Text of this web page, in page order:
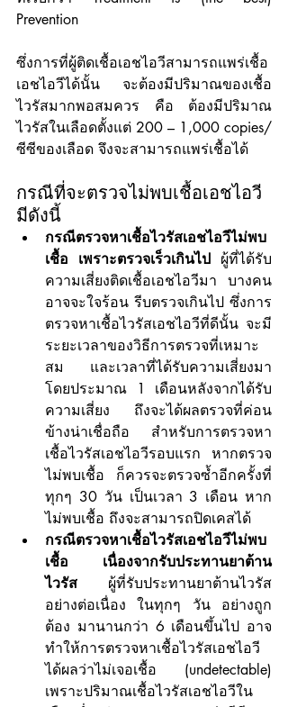
Prevention
ซึ่งการที่ผู้ติดเชื้อเอชไอวีสามารถแพร่เชื้อ
เอชไอวีได้นั้น จะต้องมีปริมาณของเชื้อ
ไวรัสมากพอสมควร คือ ต้องมีปริมาณ
ไวรัสในเลือดตั้งแต่ 200 – 1,000 copies/
ซีซีของเลือด จึงจะสามารถแพร่เชื้อได้
กรณีที่จะตรวจไม่พบเชื้อเอชไอวี
มีดังนี้
กรณีตรวจหาเชื้อไวรัสเอชไอวีไม่พบ
เชื้อ เพราะตรวจเร็วเกินไป ผู้ที่ได้รับ
ความเสี่ยงติดเชื้อเอชไอวีมา บางคน
อาจจะใจร้อน รีบตรวจเกินไป ซึ่งการ
ตรวจหาเชื้อไวรัสเอชไอวีที่ดีนั้น จะมี
ระยะเวลาของวิธีการตรวจที่เหมาะ
สม และเวลาที่ได้รับความเสี่ยงมา
โดยประมาณ 1 เดือนหลังจากได้รับ
ความเสี่ยง ถึงจะได้ผลตรวจที่ค่อน
ข้างน่าเชื่อถือ สำหรับการตรวจหา
เชื้อไวรัสเอชไอวีรอบแรก หากตรวจ
ไม่พบเชื้อ ก็ควรจะตรวจซ้ำอีกครั้งที่
ทุกๆ 30 วัน เป็นเวลา 3 เดือน หาก
ไม่พบเชื้อ ถึงจะสามารถปิดเคสได้
กรณีตรวจหาเชื้อไวรัสเอชไอวีไม่พบ
เชื้อ เนื่องจากรับประทานยาต้าน
ไวรัส ผู้ที่รับประทานยาต้านไวรัส
อย่างต่อเนื่อง ในทุกๆ วัน อย่างถูก
ต้อง มานานกว่า 6 เดือนขึ้นไป อาจ
ทำให้การตรวจหาเชื้อไวรัสเอชไอวี
ได้ผลว่าไม่เจอเชื้อ (undetectable)
เพราะปริมาณเชื้อไวรัสเอชไอวีใน